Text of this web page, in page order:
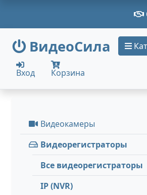
ВидеоСила
Вход Корзина
Видеокамеры
Видеорегистраторы
Все видеорегистраторы
IP (NVR)